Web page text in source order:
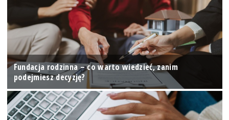
Fundacja rodzinna – co warto wiedzieć, zanim
podejmiesz decyzję?